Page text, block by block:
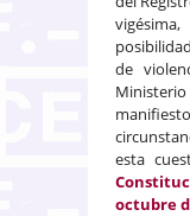
de
esta
octubre